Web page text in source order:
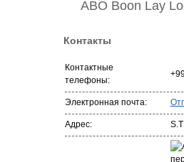
ABO Boon Lay
Контакты
Контактные
телефоны:
Электронная почта:
Адрес: